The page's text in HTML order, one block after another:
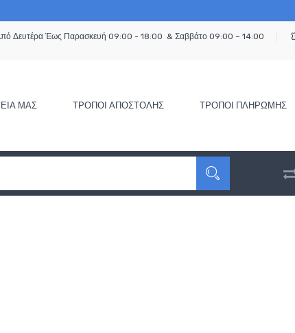
Δευτέρα Έως Παρασκευή 09:00 - 18:00 & Σαββάτο 09:00 – 14:00
ΜΑΣ ΤΡΌΠΟΙ ΑΠΟΣΤΟΛΉΣ ΤΡΌΠΟΙ ΠΛΗΡΩΜΉΣ